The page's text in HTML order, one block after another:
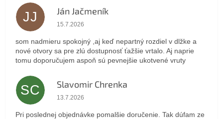
JJ Ján Jačmeník
Hodnotenie obchodu je 5 z 5 hviezdičiek.
15.7.2026
som nadmieru spokojný ,aj keď nepartný rozdiel v dlžke a
nové otvory sa pre zlú dostupnosť ťažšie vrtalo. Aj naprie
tomu doporučujem aspoň sú pevnejšie ukotvené vruty
SC Slavomir Chrenka
Hodnotenie obchodu je 5 z 5 hviezdičiek.
13.7.2026
Pri poslednej objednávke pomalšie doručenie. Tak dúfam ze